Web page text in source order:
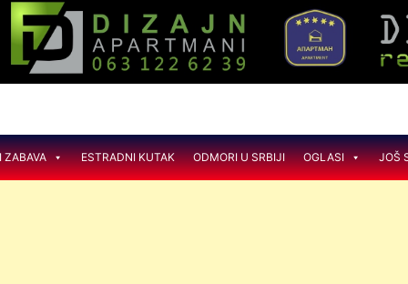
ZABAVA ESTRADNI KUTAK ODMORI U SRBIJI OGLASI JOŠ